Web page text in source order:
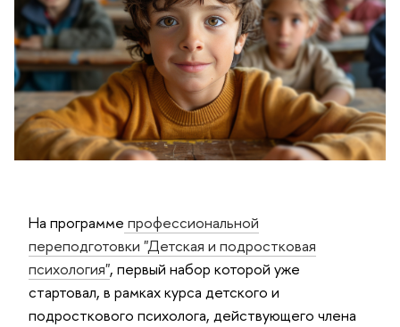
На программе профессиональной
переподготовки "Детская и подростковая
психология", первый набор которой уже
стартовал, в рамках курса детского и
подросткового психолога, действующего члена